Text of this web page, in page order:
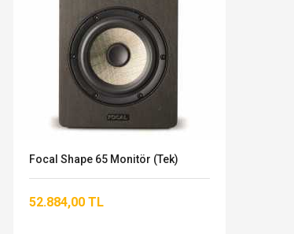
Focal Shape 65 Monitör (Tek)
52.884,00 TL